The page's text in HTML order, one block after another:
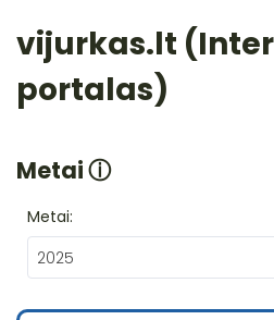
vijurkas.lt
portalas)
Metaiⓘ
Metai:
2025